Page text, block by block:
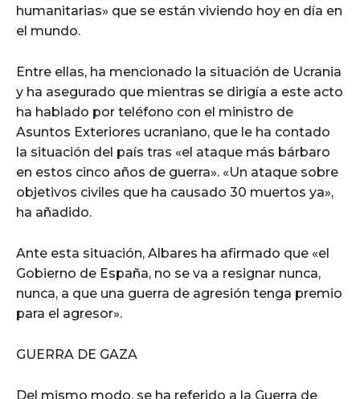
humanitarias» que se están viviendo hoy en día en
el mundo.
Entre ellas, ha mencionado la situación de Ucrania
y ha asegurado que mientras se dirigía a este acto
ha hablado por teléfono con el ministro de
Asuntos Exteriores ucraniano, que le ha contado
la situación del país tras «el ataque más bárbaro
en estos cinco años de guerra». «Un ataque sobre
objetivos civiles que ha causado 30 muertos ya»,
ha añadido.
Ante esta situación, Albares ha afirmado que «el
Gobierno de España, no se va a resignar nunca,
nunca, a que una guerra de agresión tenga premio
para el agresor».
GUERRA DE GAZA
Del mismo modo, se ha referido a la Guerra de